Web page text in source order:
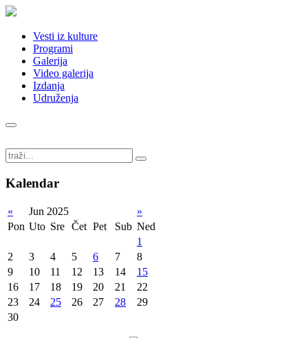
Vesti iz kulture
Programi
Galerija
Video galerija
Izdanja
Udruženja
Kalendar
« Jun 2025
»
Pon Uto Sre Čet Pet Sub Ned
1
2
3 4 5 6 7
8
9
10 11 12 13 14
15
16
17 18 19 20 21
22
23
24 25 26 27 28
29
30